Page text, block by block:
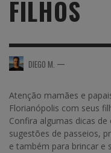
FILHOS
DIEGO M. —
Atenção mamães e
Florianópolis com seus
Confira algumas dicas
sugestões de passeios,
e também para brincar e